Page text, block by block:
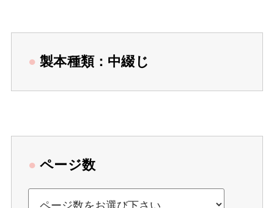
● 製本種類：中綴じ
● ページ数